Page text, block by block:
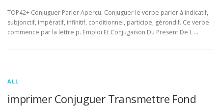
TOP42+ Conjuguer Parler Aperçu. Conjuguer le verbe parler à indicatif,
subjonctif, impératif, infinitif, conditionnel, participe, gérondif. Ce verbe
commence par la lettre p. Emploi Et Conjugaison Du Present De L …
ALL
imprimer Conjuguer Transmettre Fond